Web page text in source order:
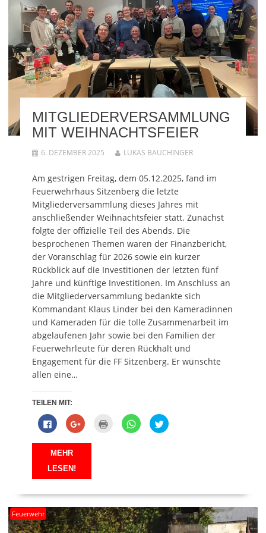
MITGLIEDERVERSAMMLUNG
MIT WEIHNACHTSFEIER
6. DEZEMBER 2025 LUKAS BAUCHINGER
Am gestrigen Freitag, dem 05.12.2025, fand im
Feuerwehrhaus Sitzenberg die letzte
Mitgliederversammlung dieses Jahres mit
anschließender Weihnachtsfeier statt. Zunächst
folgte der offizielle Teil des Abends. Die
besprochenen Themen waren der Finanzbericht,
der Voranschlag für 2026 sowie ein kurzer
Rückblick auf die Investitionen der letzten fünf
Jahre und künftige Investitionen. Im Anschluss an
die Mitgliederversammlung bedankte sich
Kommandant Klaus Linder bei den Kameradinnen
und Kameraden für die tolle Zusammenarbeit im
abgelaufenen Jahr sowie bei den Familien der
Feuerwehrleute für deren Rückhalt und
Engagement für die FF Sitzenberg. Er wünschte
allen eine…
TEILEN MIT:
K
l
c
k
,
u
m
a
f
F
a
c
e
b
Z
u
T
n
u
f
G
o
o
g
A
u
s
d
r
u
K
l
a
u
f
W
h
a
K
l
e
r
T
w
MEHR
LESEN!
Feuerwehr